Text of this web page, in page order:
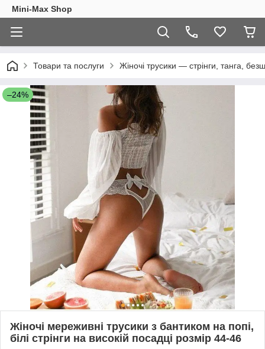
Mini-Max Shop
Товари та послуги Жіночі трусики — стрінги, танга,
–24%
Жіночі мереживні трусики з бантиком на попі,
білі стрінги на високій посадці розмір 44-46